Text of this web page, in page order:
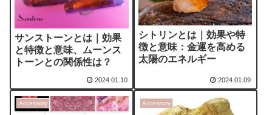
サンストーンとは｜効果
と特徴と意味、ムーンス
トーンとの関係性は？
2024.01.10
シトリンとは｜効果や特
徴と意味：金運を高める
太陽のエネルギー
2024.01.09
Accessory Accessory